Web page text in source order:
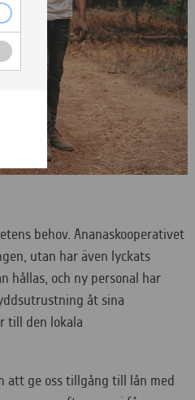
behov. Ananaskooperativet
utan har även lyckats
hållas, och ny personal har
åt sina
till den lokala
att ge oss tillgång till lån med